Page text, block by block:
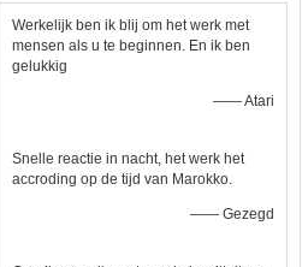
Werkelijk ben ik blij om het werk met
mensen als u te beginnen. En ik ben
gelukkig
—— Atari
Snelle reactie in nacht, het werk het
accroding op de tijd van Marokko.
—— Gezegd